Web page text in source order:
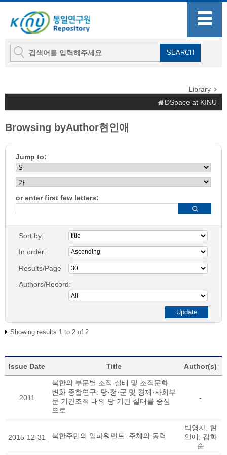
Library
DSpace at KINU
Browsing byAuthor현인애
Jump to:
or enter first few letters:
Sort by:
In order:
Results/Page
Authors/Record:
Showing results 1 to 2 of 2
Issue Date Title Author(s)
2011
북한의 부문별 조직 실태 및 조직문화
변화 종합연구: 당·정·군 및 경제·사회부
문 기간조직 내의 당 기관 실태를 중심
으로
-
2015-12-31 북한주민의 임파워먼트: 주체의 동력
박영자; 현
인애; 김화
순